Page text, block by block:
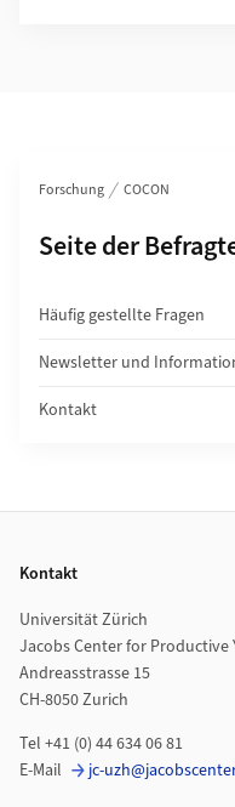
Forschung COCON
Unterseiten von
Seite der
Häufig gestellte Fragen
Newsletter und
Kontakt
Kontakt
Universität Zürich
Jacobs Center for
Andreasstrasse 15
CH-8050 Zurich
Tel +41 (0) 44 634 06 81
E-Mail
jc-